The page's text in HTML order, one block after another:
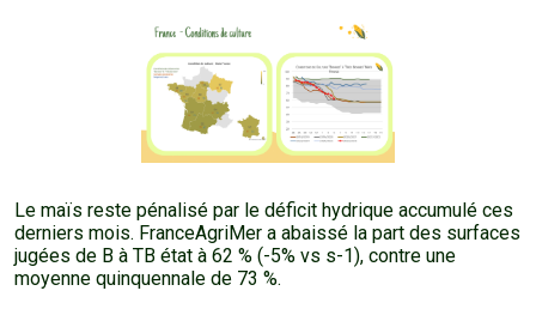
Le maïs reste pénalisé par le déficit hydrique accumulé ces
derniers mois. FranceAgriMer a abaissé la part des surfaces
jugées de B à TB état à 62 % (-5% vs s-1), contre une
moyenne quinquennale de 73 %.